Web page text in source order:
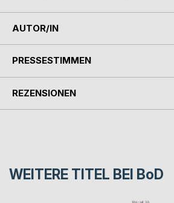
AUTOR/IN
PRESSESTIMMEN
REZENSIONEN
WEITERE TITEL BEI BoD